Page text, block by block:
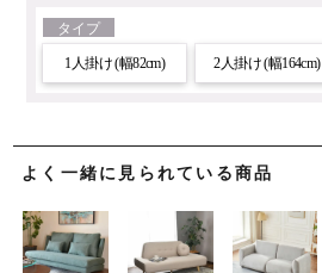
よく一緒に見られている商品
タイプ
1人掛け (幅82cm) 2人掛け (幅164cm)